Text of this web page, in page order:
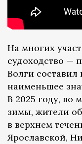
На многих
судоходство —
Волги составил
наименьшее
В 2025 году, во
зимы, жители
в верхнем
Ярославской,